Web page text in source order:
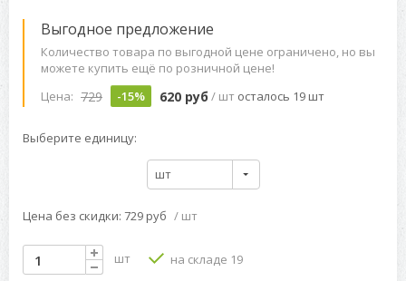
Выгодное предложение
Количество товара по выгодной цене ограничено, но вы
можете купить ещё по розничной цене!
Цена: 729 -15% 620 руб / шт осталось 19 шт
Выберите единицу:
шт
Цена без скидки: 729 руб / шт
шт на складе 19